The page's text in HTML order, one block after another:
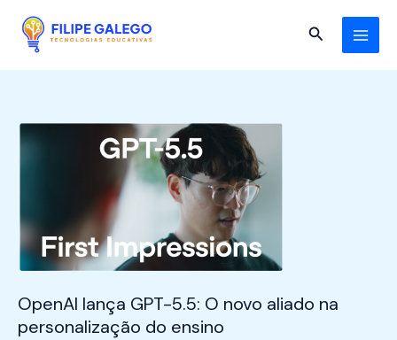
content
Search
OpenAI lança GPT-5.5: O novo aliado na
personalização do ensino